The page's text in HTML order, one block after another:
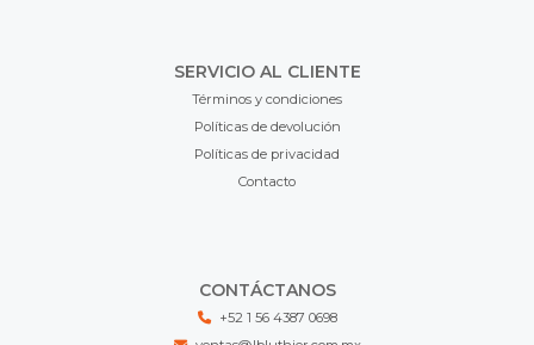
SERVICIO AL CLIENTE
Términos y condiciones
Políticas de devolución
Políticas de privacidad
Contacto
CONTÁCTANOS
+52 1 56 4387 0698